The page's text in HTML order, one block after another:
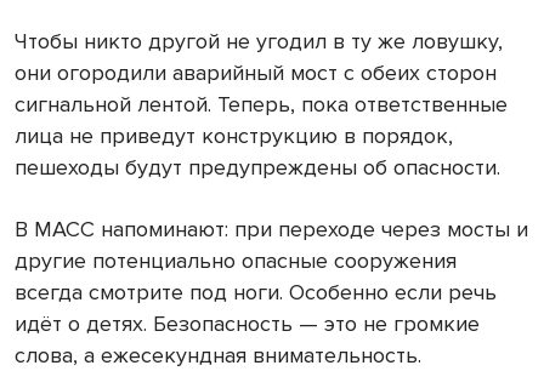
Чтобы никто другой не угодил в ту же ловушку,
они огородили аварийный мост с обеих сторон
сигнальной лентой. Теперь, пока ответственные
лица не приведут конструкцию в порядок,
пешеходы будут предупреждены об опасности.
В МАСС напоминают: при переходе через мосты и
другие потенциально опасные сооружения
всегда смотрите под ноги. Особенно если речь
идёт о детях. Безопасность — это не громкие
слова, а ежесекундная внимательность.